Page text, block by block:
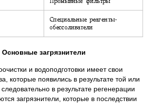
Основные загрязнители
и водоподготовки имеет свои
которые появились в результате той или
в результате регенерации
загрязнители, которые в последствии